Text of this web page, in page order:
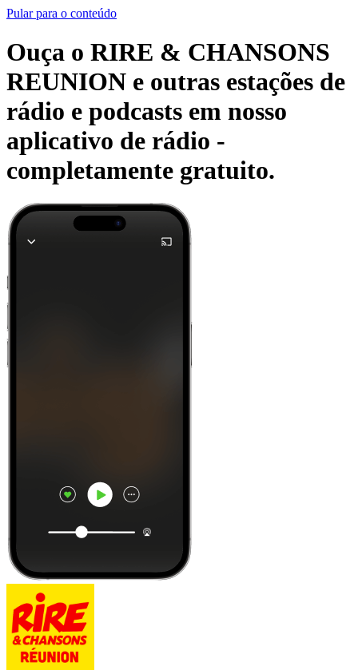
Pular para o conteúdo
Ouça o RIRE & CHANSONS
REUNION e outras estações de
rádio e podcasts em nosso
aplicativo de rádio -
completamente gratuito.